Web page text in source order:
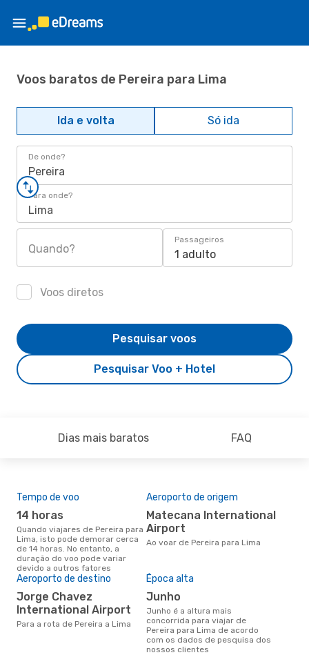
Voos baratos de Pereira para Lima
Ida e volta Só ida
De onde?
Pereira
Para onde?
Lima
Quando?
Passageiros
1 adulto
Voos diretos
Pesquisar Voo + Hotel
Pesquisar voos
Dias mais baratos FAQ
Tempo de voo
14 horas
Quando viajares de Pereira para
Lima, isto pode demorar cerca
de 14 horas. No entanto, a
duração do voo pode variar
devido a outros fatores
Aeroporto de origem
Matecana International
Airport
Ao voar de Pereira para Lima
Aeroporto de destino
Jorge Chavez
International Airport
Para a rota de Pereira a Lima
Época alta
junho
junho é a altura mais
concorrida para viajar de
Pereira para Lima de acordo
com os dados de pesquisa dos
nossos clientes